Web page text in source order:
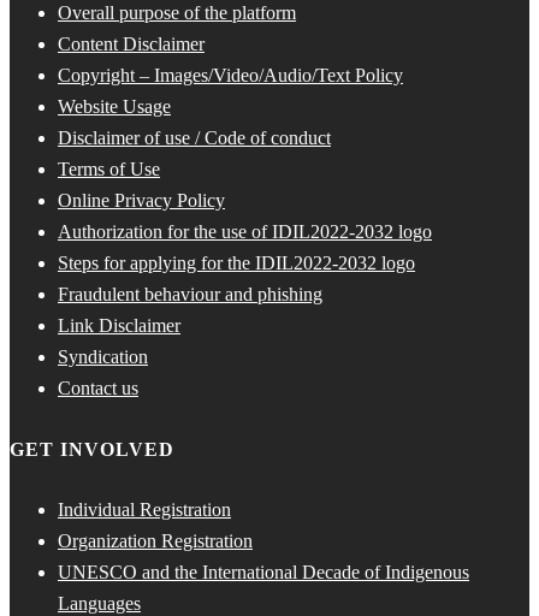
Overall purpose of the platform
Content Disclaimer
Copyright – Images/Video/Audio/Text Policy
Website Usage
Disclaimer of use / Code of conduct
Terms of Use
Online Privacy Policy
Authorization for the use of IDIL2022-2032 logo
Steps for applying for the IDIL2022-2032 logo
Fraudulent behaviour and phishing
Link Disclaimer
Syndication
Contact us
GET INVOLVED
Individual Registration
Organization Registration
UNESCO and the International Decade of Indigenous
Languages